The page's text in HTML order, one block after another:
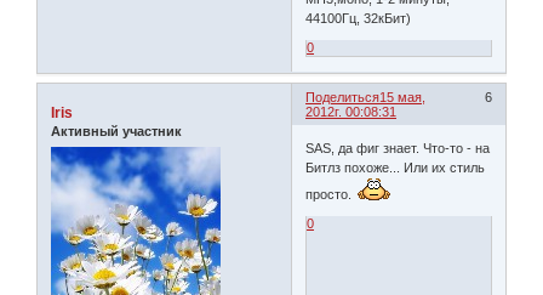
44100Гц, 32кБит)
0
Поделиться 6
15 мая,
2012г. 00:08:31
Iris
Активный участник
SAS, да фиг знает. Что-то - на
Битлз похоже... Или их стиль
просто.
0